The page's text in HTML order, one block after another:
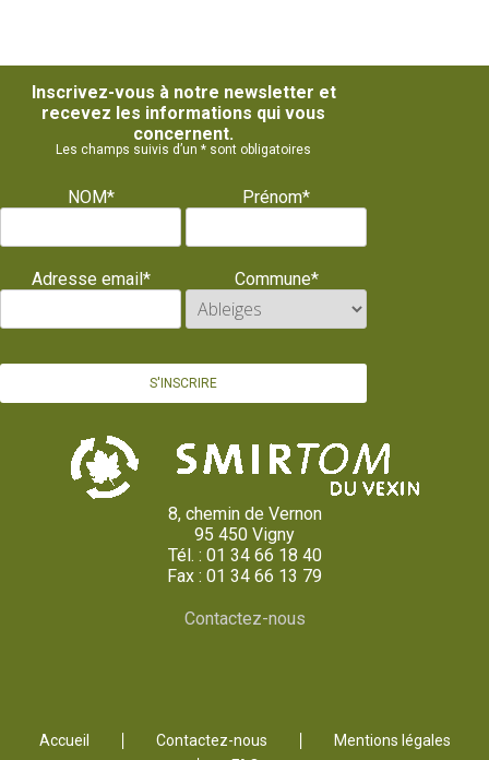
Inscrivez-vous à notre newsletter et
recevez les informations qui vous
concernent.
Les champs suivis d’un * sont obligatoires
NOM* Prénom*
Adresse email* Commune*
8, chemin de Vernon
95 450 Vigny
Tél. : 01 34 66 18 40
Fax : 01 34 66 13 79
Contactez-nous
Accueil Contactez-nous
Mentions légales